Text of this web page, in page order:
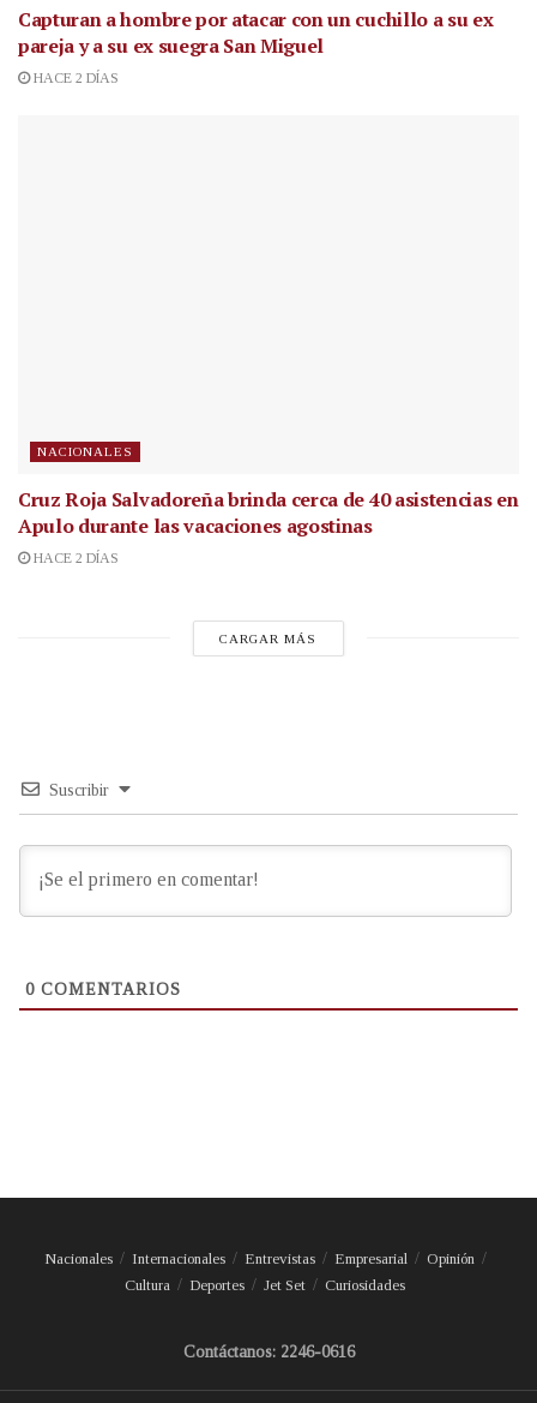
Capturan a hombre por atacar con un cuchillo a su ex
pareja y a su ex suegra San Miguel
HACE 2 DÍAS
NACIONALES
Cruz Roja Salvadoreña brinda cerca de 40 asistencias en
Apulo durante las vacaciones agostinas
HACE 2 DÍAS
CARGAR MÁS
Suscribir
0 COMENTARIOS
Nacionales Internacionales Entrevistas Empresarial
Opinión
Cultura
Deportes Jet Set Curiosidades
Contáctanos: 2246-0616